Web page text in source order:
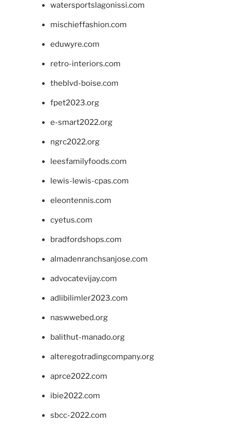
watersportslagonissi.com
mischieffashion.com
eduwyre.com
retro-interiors.com
theblvd-boise.com
fpet2023.org
e-smart2022.org
ngrc2022.org
leesfamilyfoods.com
lewis-lewis-cpas.com
eleontennis.com
cyetus.com
bradfordshops.com
almadenranchsanjose.com
advocatevijay.com
adlibilimler2023.com
naswwebed.org
balithut-manado.org
alteregotradingcompany.org
aprce2022.com
ibie2022.com
sbcc-2022.com